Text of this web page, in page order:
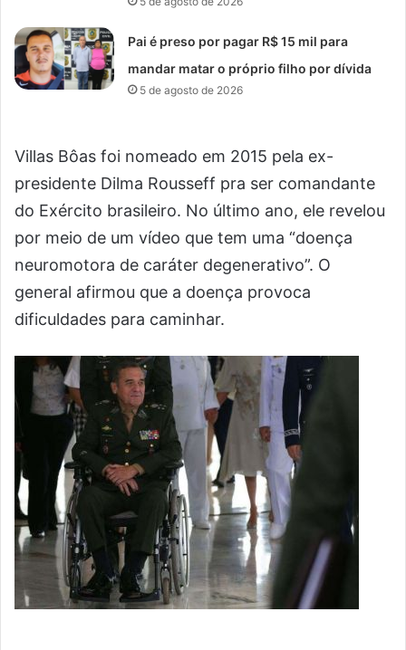
Pai é preso por pagar R$ 15 mil para
mandar matar o próprio filho por dívida
5 de agosto de 2026
Villas Bôas foi nomeado em 2015 pela ex-
presidente Dilma Rousseff pra ser comandante
do Exército brasileiro. No último ano, ele revelou
por meio de um vídeo que tem uma “doença
neuromotora de caráter degenerativo”. O
general afirmou que a doença provoca
dificuldades para caminhar.